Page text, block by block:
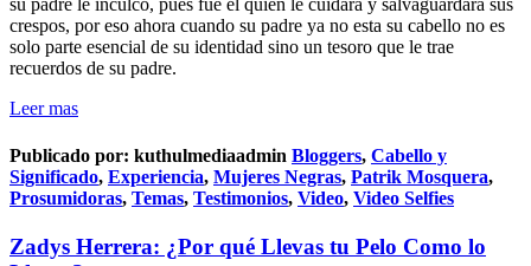
su padre le inculcó, pues fue él quien le cuidara y salvaguardara sus
crespos, por eso ahora cuando su padre ya no esta su cabello no es
solo parte esencial de su identidad sino un tesoro que le trae
recuerdos de su padre.
Leer mas
Publicado por: kuthulmediaadmin Bloggers, Cabello y
Significado, Experiencia, Mujeres Negras, Patrik Mosquera,
Prosumidoras, Temas, Testimonios, Video, Video Selfies
Zadys Herrera: ¿Por qué Llevas tu Pelo Como lo